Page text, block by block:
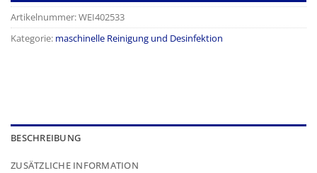
Artikelnummer:WEI402533
Kategorie: maschinelle Reinigung und Desinfektion
BESCHREIBUNG
ZUSÄTZLICHE INFORMATION